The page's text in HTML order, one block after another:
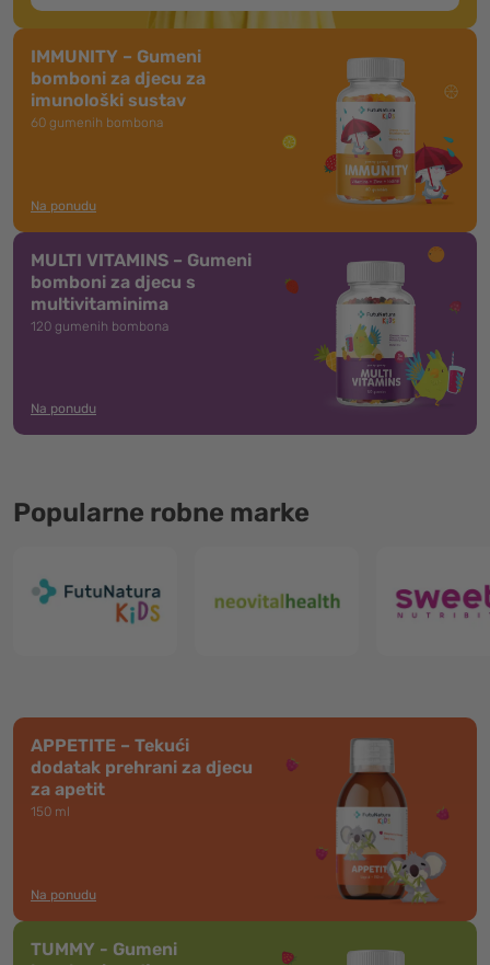
IMMUNITY – Gumeni
bomboni za djecu za
imunološki sustav
60 gumenih bombona
Na ponudu
MULTI VITAMINS – Gumeni
bomboni za djecu s
multivitaminima
120 gumenih bombona
Na ponudu
Popularne robne marke
APPETITE – Tekući
dodatak prehrani za djecu
za apetit
150 ml
Na ponudu
TUMMY - Gumeni